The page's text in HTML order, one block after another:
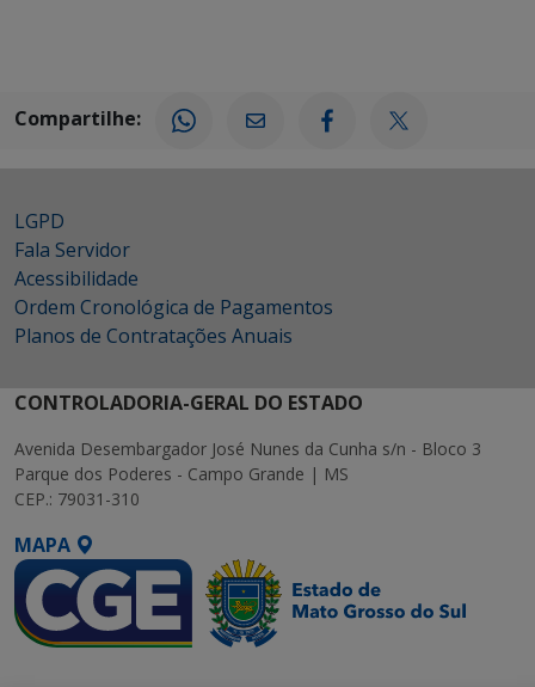
Compartilhe:
LGPD
Fala Servidor
Acessibilidade
Ordem Cronológica de Pagamentos
Planos de Contratações Anuais
CONTROLADORIA-GERAL DO ESTADO
Avenida Desembargador José Nunes da Cunha s/n - Bloco 3
Parque dos Poderes - Campo Grande | MS
CEP.: 79031-310
MAPA